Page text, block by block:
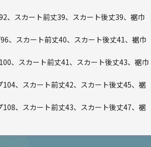
、スカート前丈39、スカート後丈39、裾巾
、スカート前丈40、スカート後丈41、裾巾
、スカート前丈41、スカート後丈43、裾巾
、スカート前丈42、スカート後丈45、裾
、スカート前丈43、スカート後丈47、裾